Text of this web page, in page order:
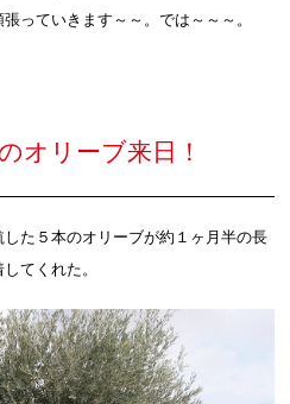
っていきます～～。では～～～。
オリーブ来日！
た５本のオリーブが約１ヶ月半の長
てくれた。